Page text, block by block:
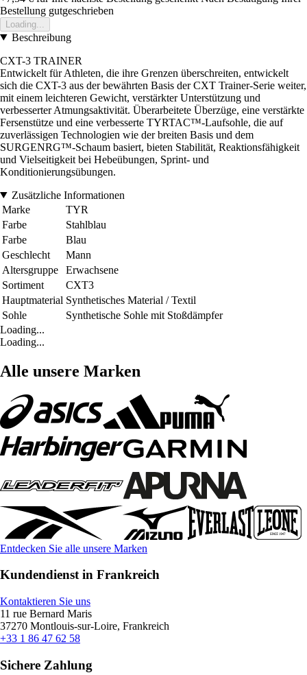
Bestellung gutgeschrieben
Loading...
Beschreibung
CXT-3 TRAINER
Entwickelt für Athleten, die ihre Grenzen überschreiten, entwickelt
sich die CXT-3 aus der bewährten Basis der CXT Trainer-Serie weiter,
mit einem leichteren Gewicht, verstärkter Unterstützung und
verbesserter Atmungsaktivität. Überarbeitete Überzüge, eine verstärkte
Fersenstütze und eine verbesserte TYRTAC™-Laufsohle, die auf
zuverlässigen Technologien wie der breiten Basis und dem
SURGENRG™-Schaum basiert, bieten Stabilität, Reaktionsfähigkeit
und Vielseitigkeit bei Hebeübungen, Sprint- und
Konditionierungsübungen.
Zusätzliche Informationen
Marke
TYR
Farbe
Stahlblau
Farbe
Blau
Geschlecht
Mann
Altersgruppe
Erwachsene
Sortiment
CXT3
Hauptmaterial Synthetisches Material / Textil
Sohle
Synthetische Sohle mit Stoßdämpfer
Loading...
Loading...
Alle unsere Marken
Entdecken Sie alle unsere Marken
Kundendienst in Frankreich
Kontaktieren Sie uns
11 rue Bernard Maris
37270 Montlouis-sur-Loire, Frankreich
+33 1 86 47 62 58
Sichere Zahlung